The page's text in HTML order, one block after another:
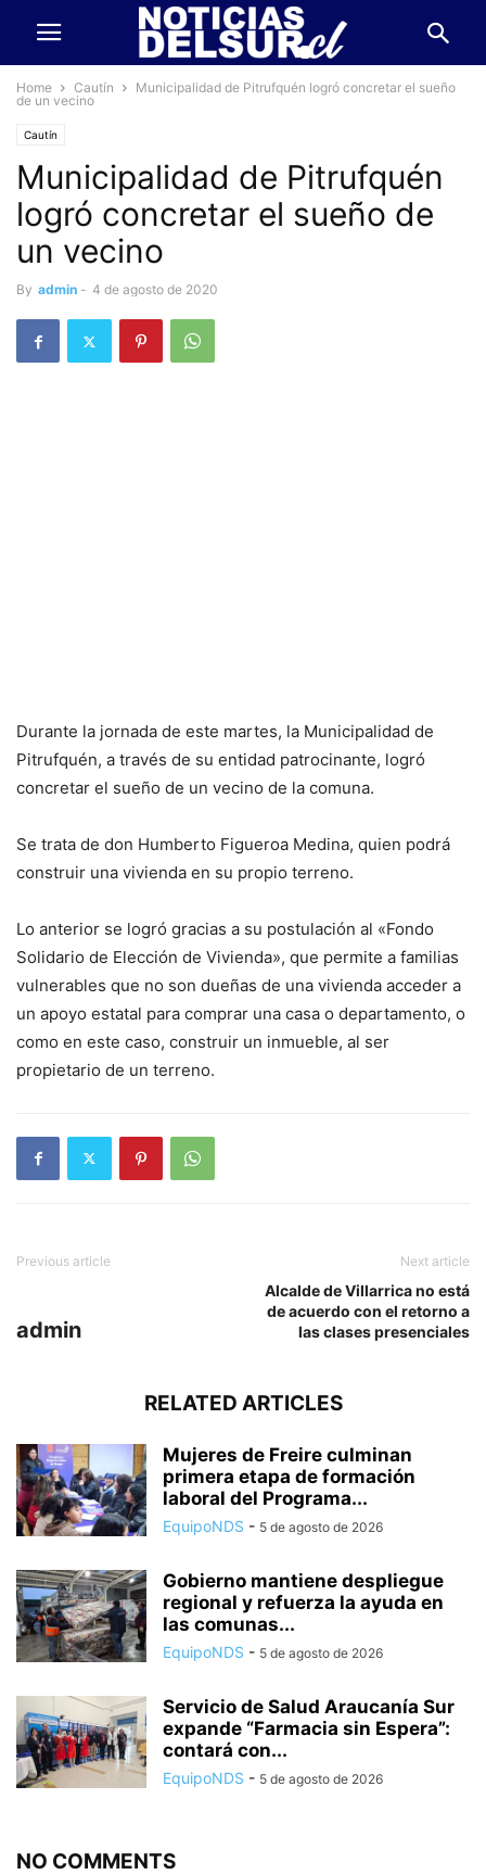
Home Cautín
Municipalidad de Pitrufquén logró concretar el sueño
de un vecino
Cautín
Municipalidad de Pitrufquén
logró concretar el sueño de
un vecino
By admin - 4 de agosto de 2020
Durante la jornada de este martes, la Municipalidad de
Pitrufquén, a través de su entidad patrocinante, logró
concretar el sueño de un vecino de la comuna.
Se trata de don Humberto Figueroa Medina, quien podrá
construir una vivienda en su propio terreno.
Lo anterior se logró gracias a su postulación al «Fondo
Solidario de Elección de Vivienda», que permite a familias
vulnerables que no son dueñas de una vivienda acceder a
un apoyo estatal para comprar una casa o departamento, o
como en este caso, construir un inmueble, al ser
propietario de un terreno.
Previous article Next article
Alcalde de Villarrica no está
de acuerdo con el retorno a
las clases presenciales
admin
RELATED ARTICLES
Mujeres de Freire culminan
primera etapa de formación
laboral del Programa...
EquipoNDS - 5 de agosto de 2026
Gobierno mantiene despliegue
regional y refuerza la ayuda en
las comunas...
EquipoNDS - 5 de agosto de 2026
Servicio de Salud Araucanía Sur
expande “Farmacia sin Espera”:
contará con...
EquipoNDS - 5 de agosto de 2026
NO COMMENTS